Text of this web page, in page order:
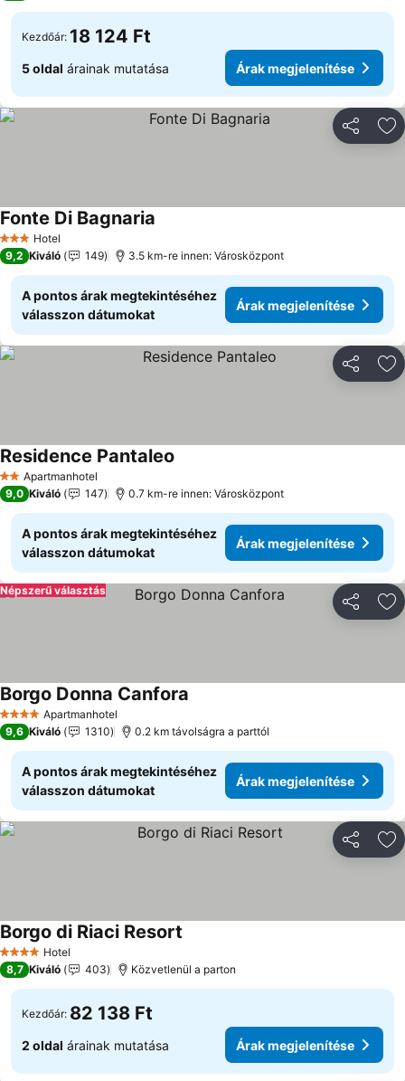
Kezdőár: 18 124 Ft
5 oldal árainak mutatása Árak megjelenítése
3 Kategória
Hotel
Fonte Di Bagnaria
9,2 Kiváló 149 3.5 km-re innen: Városközpont
A pontos árak megtekintéséhez
válasszon dátumokat
Árak megjelenítése
2 Kategória
Apartmanhotel
Residence Pantaleo
9,0 Kiváló 147 0.7 km-re innen: Városközpont
A pontos árak megtekintéséhez
válasszon dátumokat
Árak megjelenítése
Népszerű választás
4 KategóriaApartmanhotel
Borgo Donna Canfora
9,6 Kiváló 1310 0.2 km távolságra a parttól
A pontos árak megtekintéséhez
válasszon dátumokat
Árak megjelenítése
4 KategóriaHotel
Borgo di Riaci Resort
8,7 Kiváló 403 Közvetlenül a parton
Kezdőár: 82 138 Ft
2 oldal árainak mutatása Árak megjelenítése